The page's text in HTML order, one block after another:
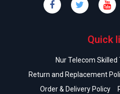
Quick
Nur Telecom
Return and Replacement
Order & Delivery Policy